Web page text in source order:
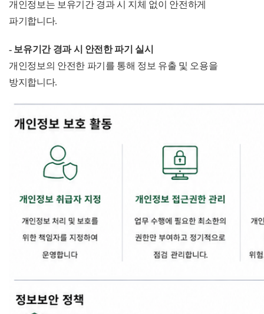
개인정보는 보유기간 경과 시 지체 없이 안전하게
파기합니다.
- 보유기간 경과 시 안전한 파기 실시
개인정보의 안전한 파기를 통해 정보 유출 및 오용을
방지합니다.